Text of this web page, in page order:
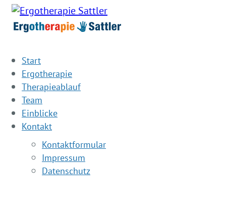
Start
Ergotherapie
Therapieablauf
Team
Einblicke
Kontakt
Kontaktformular
Impressum
Datenschutz